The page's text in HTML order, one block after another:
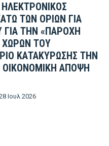
ΤΩΝ ΟΡΙΩΝ ΓΙΑ
ΤΗΝ «ΠΑΡΟΧΗ
ΧΩΡΩΝ ΤΟΥ
ΚΑΤΑΚΥΡΩΣΗΣ ΤΗΝ
ΑΠΟΨΗ
Ιουλ 2026